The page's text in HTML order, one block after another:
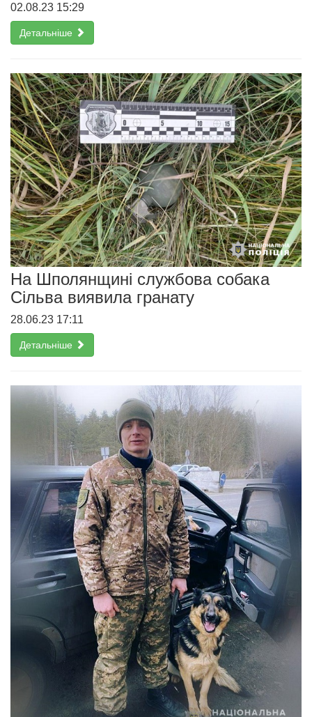
02.08.23 15:29
Детальніше
На Шполянщині службова собака
Сільва виявила гранату
28.06.23 17:11
Детальніше